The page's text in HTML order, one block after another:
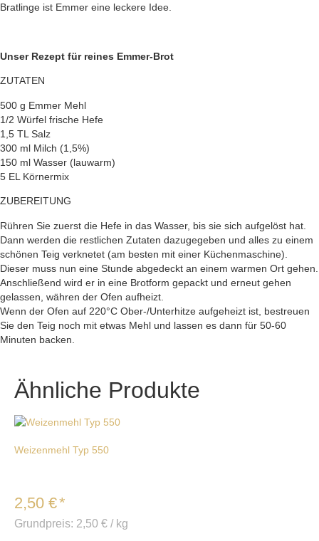
Bratlinge ist Emmer eine leckere Idee.
Unser Rezept für reines Emmer-Brot
ZUTATEN
500 g Emmer Mehl
1/2 Würfel frische Hefe
1,5 TL Salz
300 ml Milch (1,5%)
150 ml Wasser (lauwarm)
5 EL Körnermix
ZUBEREITUNG
Rühren Sie zuerst die Hefe in das Wasser, bis sie sich aufgelöst hat.
Dann werden die restlichen Zutaten dazugegeben und alles zu einem
schönen Teig verknetet (am besten mit einer Küchenmaschine).
Dieser muss nun eine Stunde abgedeckt an einem warmen Ort gehen.
Anschließend wird er in eine Brotform gepackt und erneut gehen
gelassen, währen der Ofen aufheizt.
Wenn der Ofen auf 220°C Ober-/Unterhitze aufgeheizt ist, bestreuen
Sie den Teig noch mit etwas Mehl und lassen es dann für 50-60
Minuten backen.
Ähnliche Produkte
Weizenmehl Typ 550
2,50 €*
Grundpreis: 2,50 € / kg